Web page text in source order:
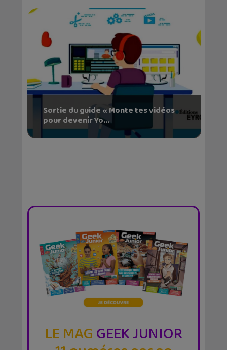
Sortie du guide « Monte tes vidéos
pour devenir Yo...
LE MAGGEEK JUNIOR